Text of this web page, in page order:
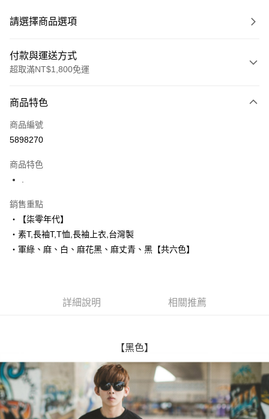
請選擇商品選項
付款與運送方式
超取滿NT$1,800免運
信用卡一次付款
超商取貨付款
街口支付
悠遊付
Google Pay
AFTEE先享後付是「在收到商品之後才付款」的支付方式。 讓您購物簡單
３．安心：先確認商品／服務後，再付款。
【「AFTEE先享後付」結帳流程】
１．於結帳方式選擇「AFTEE先享後付」後，將跳轉至「AFTEE先享後付」
結帳頁面，進行簡訊認證並確認金額後，即可完成結帳。
２．訂單成立數日內，您將收到繳費通知簡訊。
３．收到繳費通知簡訊後14天內，點擊此簡訊中的連結，可透過四大超商／
每筆NT$80，滿NT$1,800(含以上)免運費
先付款後全家取貨
每筆NT$80，滿NT$1,800(含以上)免運費
商品特色
商品編號
5898270
商品特色
銷售重點
‧【柒零年代】
‧素T,長袖T,T恤,長袖上衣,台灣製
‧軍綠、麻、白、麻花黑、麻丈青、黑【共六色】
詳細說明 相關推薦
【黑色】